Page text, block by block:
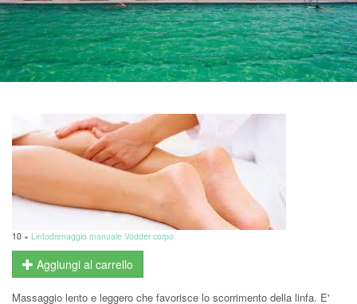
10 × Linfodrenaggio manuale Vodder corpo
Aggiungi al carrello
Massaggio lento e leggero che favorisce lo scorrimento della linfa. E'